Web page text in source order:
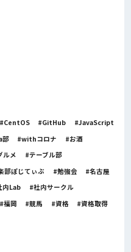
CentOS GitHub
JavaScript
部 withコロナ
お酒
ルメ
テーブル部
部ぽじてぃぶ 勉強会
名古屋
内Lab
社内サークル
福岡 競馬 資格
資格取得